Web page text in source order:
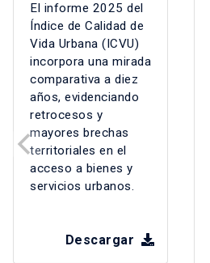
El informe 2025 del
Índice de Calidad de
Vida Urbana (ICVU)
incorpora una mirada
comparativa a diez
años, evidenciando
retrocesos y
mayores brechas
territoriales en el
acceso a bienes y
servicios urbanos.
Descargar